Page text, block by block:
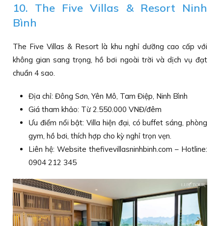
10. The Five Villas & Resort Ninh
Bình
The Five Villas & Resort là khu nghỉ dưỡng cao cấp với
không gian sang trọng, hồ bơi ngoài trời và dịch vụ đạt
chuẩn 4 sao.
Địa chỉ: Đông Sơn, Yên Mô, Tam Điệp, Ninh Bình
Giá tham khảo: Từ 2.550.000 VNĐ/đêm
Ưu điểm nổi bật: Villa hiện đại, có buffet sáng, phòng
gym, hồ bơi, thích hợp cho kỳ nghỉ trọn vẹn.
Liên hệ: Website thefivevillasninhbinh.com – Hotline:
0904 212 345